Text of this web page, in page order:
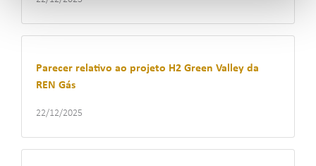
Parecer relativo ao projeto H2 Green Valley da
REN Gás
22/12/2025